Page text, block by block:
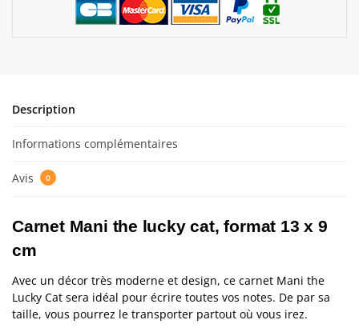
Description
Informations complémentaires
Avis 0
Carnet Mani the lucky cat, format 13 x 9
cm
Avec un décor très moderne et design, ce carnet Mani the
Lucky Cat sera idéal pour écrire toutes vos notes. De par sa
taille, vous pourrez le transporter partout où vous irez.